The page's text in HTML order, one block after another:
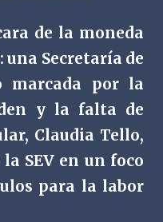
de la moneda
Secretaría de
marcada por la
y la falta de
Claudia Tello,
SEV en un foco
para la labor